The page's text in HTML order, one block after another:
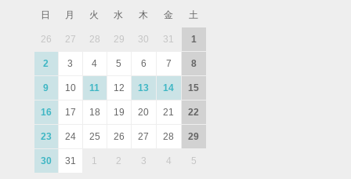
日
月 火 水 木 金 土
26 27 28 29 30 31 1
2 3 4 5 6 7 8
9 10 11 12 13 14 15
16 17 18 19 20 21 22
23 24 25 26 27 28 29
30 31 1 2 3 4 5